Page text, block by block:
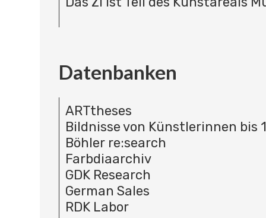
Datenbanken
ARTtheses
Bildnisse von Künstlerinnen bis
Böhler re:search
Farbdiaarchiv
GDK Research
German Sales
RDK Labor